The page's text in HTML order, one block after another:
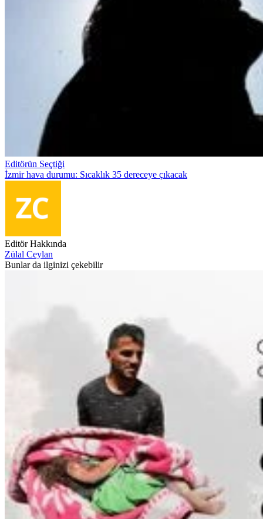
Editörün Seçtiği
İzmir hava durumu: Sıcaklık 35 dereceye çıkacak
Editör Hakkında
Zülal Ceylan
Bunlar da ilginizi çekebilir